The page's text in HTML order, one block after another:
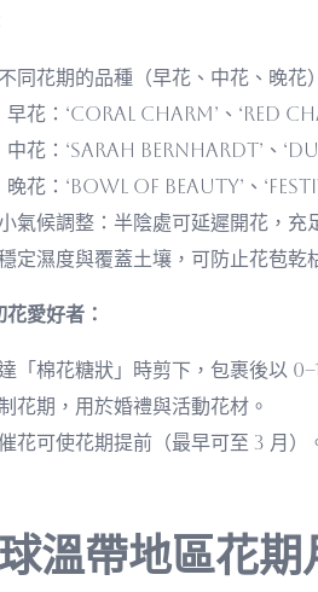
同花期的品種（早花、中花、晚花
早花：‘Coral Charm’、‘Red
中花：‘Sarah Bernhardt’、
晚花：‘Bowl of Beauty’、
氣候調整：半陰處可延遲開花，充
定濕度與覆蓋土壤，可防止花苞乾
愛好者：
「棉花糖狀」時剪下，包裹後以
花期，用於婚禮與活動花材。
花可使花期提前（最早可至 3 月）
溫帶地區花期